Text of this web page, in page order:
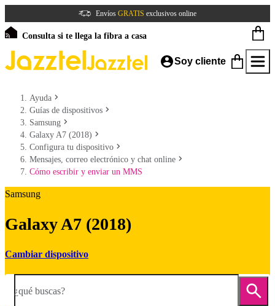
Envíos GRATIS exclusivos online
Consulta si te llega la fibra a casa
Soy cliente
Ayuda
Guías de dispositivos
Samsung
Galaxy A7 (2018)
Configura tu dispositivo
Mensajes, correo electrónico y chat online
Cómo escribir y enviar un MMS
Samsung
Galaxy A7 (2018)
Cambiar dispositivo
¿qué buscas?